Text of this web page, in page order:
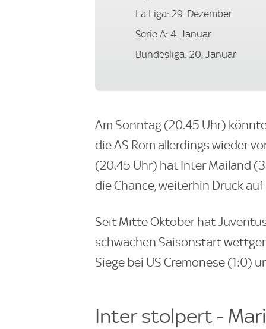
La Liga: 29. Dezember
Serie A: 4. Januar
Bundesliga: 20. Januar
Am Sonntag (20.45 Uhr)
die AS Rom allerdings wieder
(20.45 Uhr) hat Inter Mailand
die Chance, weiterhin Druck
Seit Mitte Oktober hat
schwachen Saisonstart
Siege bei US Cremonese (1:0)
Inter stolpert -